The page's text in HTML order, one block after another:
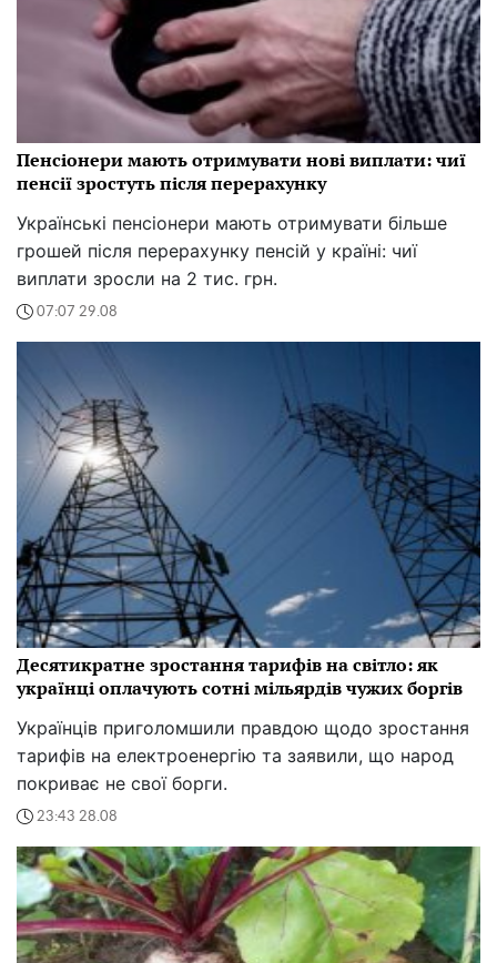
Пенсіонери мають отримувати нові виплати: чиї
пенсії зростуть після перерахунку
Українські пенсіонери мають отримувати більше
грошей після перерахунку пенсій у країні: чиї
виплати зросли на 2 тис. грн.
07:07 29.08
Десятикратне зростання тарифів на світло: як
українці оплачують сотні мільярдів чужих боргів
Українців приголомшили правдою щодо зростання
тарифів на електроенергію та заявили, що народ
покриває не свої борги.
23:43 28.08